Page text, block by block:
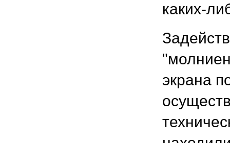
каких-
экрана